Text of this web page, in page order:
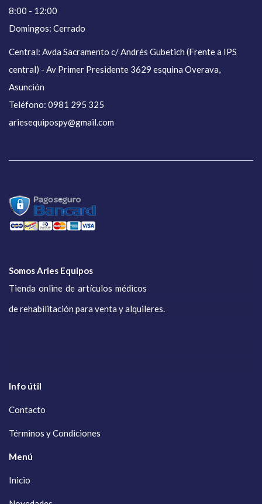
8:00 - 12:00
Domingos: Cerrado
Central: Avda Sacramento c/ Andrés Gubetich (Frente a IPS
central) - Av Primer Presidente 3629 esquina Overava,
Asunción
Teléfono: 0981 295 325
ariesequipospy@gmail.com
Somos Aries Equipos
Tienda online de artículos médicos
de rehabilitación para venta y alquileres.
Info útil
Contacto
Términos y Condiciones
Menú
Inicio